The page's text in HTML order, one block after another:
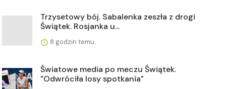
Trzysetowy bój. Sabalenka zeszła z drogi
Świątek. Rosjanka u...
8 godzin temu
Światowe media po meczu Świątek.
"Odwróciła losy spotkania"